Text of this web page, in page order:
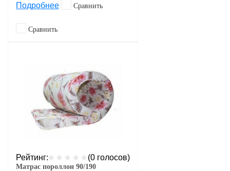
Подробнее Сравнить
Сравнить
Рейтинг: (0 голосов)
Матрас пороллон 90/190